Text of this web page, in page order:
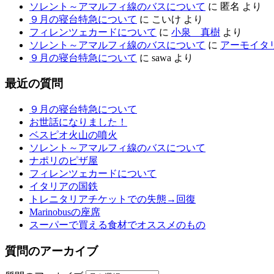
ソレント～アマルフィ線のバスについて に 匿名 より
９月の寝台特急について に こいけ より
フィレンツェカードについて に 小泉 真樹 より
ソレント～アマルフィ線のバスについて に アーモイタ
９月の寝台特急について に sawa より
最近の質問
９月の寝台特急について
お世話になりました！
ベスピオ火山の噴火
ソレント～アマルフィ線のバスについて
ナポリのピザ屋
フィレンツェカードについて
イタリアの国鉄
トレニタリアチケットでの失態→回復
Marinobusの座席
スーパーで買える食材でオススメのもの
質問のアーカイブ